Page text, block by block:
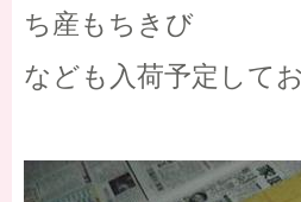
ち産もちきび
なども入荷予定して